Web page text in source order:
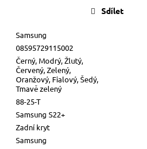
Samsung
08595729115002
Černý, Modrý, Žlutý,
Červený, Zelený,
Oranžový, Fialový, Šedý,
Tmavě zelený
88-25-T
Samsung S22+
Zadní kryt
Samsung
Sdílet